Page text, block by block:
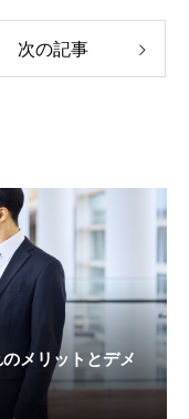
次の記事
メリットとデメ